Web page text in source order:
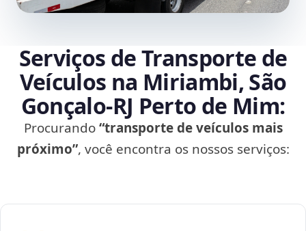
Serviços de Transporte de
Veículos na Miriambi, São
Gonçalo‑RJ Perto de Mim:
Procurando“transporte de veículos mais
próximo”, você encontra os nossos serviços: